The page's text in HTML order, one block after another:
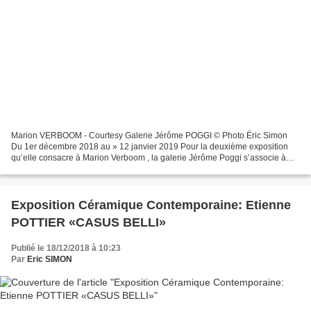
Marion VERBOOM - Courtesy Galerie Jérôme POGGI © Photo Éric Simon
Du 1er décembre 2018 au » 12 janvier 2019 Pour la deuxième exposition
qu’elle consacre à Marion Verboom , la galerie Jérôme Poggi s’associe à
Exposition Céramique Contemporaine: Etienne
POTTIER «CASUS BELLI»
Publié le 18/12/2018 à 10:23
Par Eric SIMON